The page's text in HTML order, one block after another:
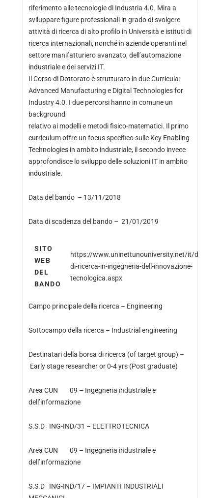
riferimento alle tecnologie di Industria 4.0. Mira a
sviluppare figure professionali in grado di svolgere
attività di ricerca di alto profilo in Università e istituti di
ricerca internazionali, nonché in aziende operanti nel
settore manifatturiero avanzato, dell’automazione
industriale e dei servizi IT.
Il Corso di Dottorato è strutturato in due Curricula:
Advanced Manufacturing e Digital Technologies for
Industry 4.0. I due percorsi hanno in comune un
background
relativo ai modelli e metodi fisico-matematici. Il primo
curriculum offre un focus specifico sulle Key Enabling
Technologies in ambito industriale, il secondo invece
approfondisce lo sviluppo delle soluzioni IT in ambito
industriale.
Data del bando – 13/11/2018
Data di scadenza del bando – 21/01/2019
SITO
WEB
DEL
BANDO
https://www.uninettunouniversity.net/it/
di-ricerca-in-ingegneria-dell-innovazione-
tecnologica.aspx
Campo principale della ricerca – Engineering
Sottocampo della ricerca – Industrial engineering
Destinatari della borsa di ricerca (of target group) –
Early stage researcher or 0-4 yrs (Post graduate)
Area CUN 09 – Ingegneria industriale e
dell’informazione
S.S.D ING-IND/31 – ELETTROTECNICA
Area CUN 09 – Ingegneria industriale e
dell’informazione
S.S.D ING-IND/17 – IMPIANTI INDUSTRIALI